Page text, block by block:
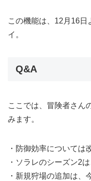
この機能は、12月16日
イ。
Q&A
ここでは、冒険者さん
みます。
・防御効率については
・ソラレのシーズン2
・新規狩場の追加は、